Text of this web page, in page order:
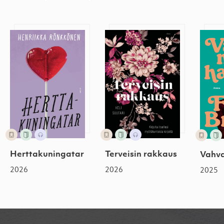
Herttakuningatar
Herttakuningatar
2026
Terveisin rakkaus
Terveisin rakkaus
2026 2025